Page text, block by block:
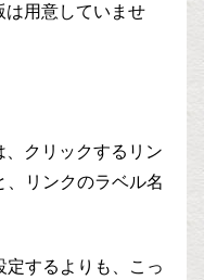
は用意していませ
、クリックするリン
、リンクのラベル名
定するよりも、こっ